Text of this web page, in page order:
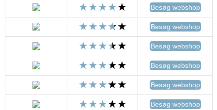
Besøg webshop
Besøg webshop
Besøg webshop
Besøg webshop
Besøg webshop
Besøg webshop